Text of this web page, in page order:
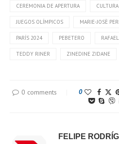
CEREMONIA DE APERTURA
JUEGOS OLÍMPICOS MARIE-JOSÈ
PARÍS 2024 PEBETERO
TEDDY RINER ZINEDINE ZIDANE
0 comments 0
FELIPE